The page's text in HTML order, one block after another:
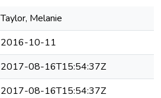
Taylor, Melanie
2016-10-11
2017-08-16T15:54:37Z
2017-08-16T15:54:37Z